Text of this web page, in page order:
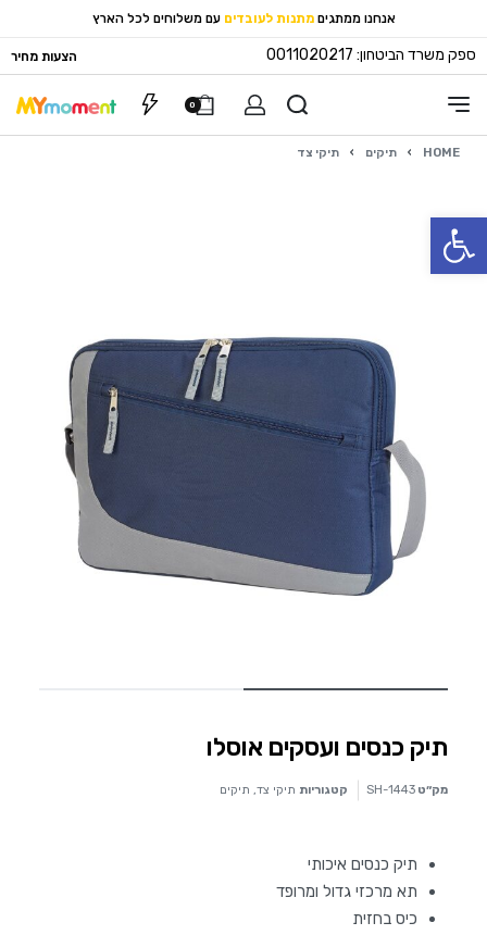
פתח סרגל נגישות
אנחנו ממתגים מתנות לעובדים עם משלוחים לכל הארץ
ספק משרד הביטחון: 0011020217 הצעות מחיר
0
HOME
› תיקים › תיקי צד
תיק כנסים ועסקים אוסלו
מק״ט SH-1443 קטגוריות תיקי צד, תיקים
תיק כנסים איכותי
תא מרכזי גדול ומרופד
כיס בחזית